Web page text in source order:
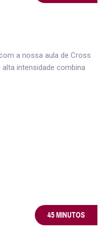
a nossa aula de Cross
alta intensidade combina
45 MINUTOS